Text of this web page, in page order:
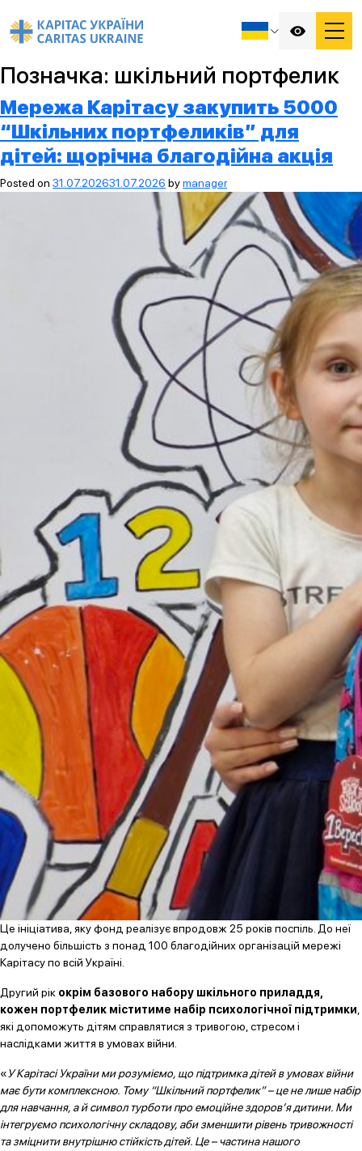
Позначка: шкільний портфелик
Мережа Карітасу закупить 5000
“Шкільних портфеликів” для
дітей: щорічна благодійна акція
Posted on 31.07.202631.07.2026 bymanager
Це ініціатива, яку фонд реалізує впродовж 25 років поспіль. До неї
долучено більшість з понад 100 благодійних організацій мережі
Карітасу по всій Україні.
Другий рік окрім базового набору шкільного приладдя,
кожен портфелик міститиме набір психологічної підтримки
які допоможуть дітям справлятися з тривогою, стресом і
наслідками життя в умовах війни.
«У Карітасі України ми розуміємо, що підтримка дітей в умовах війни
має бути комплексною. Тому “Шкільний портфелик” – це не лише набір
для навчання, а й символ турботи про емоційне здоров’я дитини. Ми
інтегруємо психологічну складову, аби зменшити рівень тривожності
та зміцнити внутрішню стійкість дітей. Це – частина нашого